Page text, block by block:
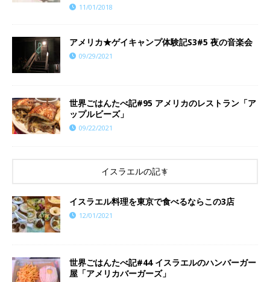
11/01/2018
アメリカ★ゲイキャンプ体験記S3#5 夜の音楽会
09/29/2021
世界ごはんたべ記#95 アメリカのレストラン「ア
ップルビーズ」
09/22/2021
イスラエルの記事
イスラエル料理を東京で食べるならこの3店
12/01/2021
世界ごはんたべ記#44 イスラエルのハンバーガー
屋「アメリカバーガーズ」